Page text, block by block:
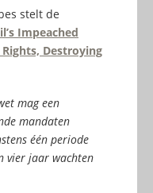
stelt de
Impeached
Destroying
mag een
mandaten
één periode
vier jaar wachten